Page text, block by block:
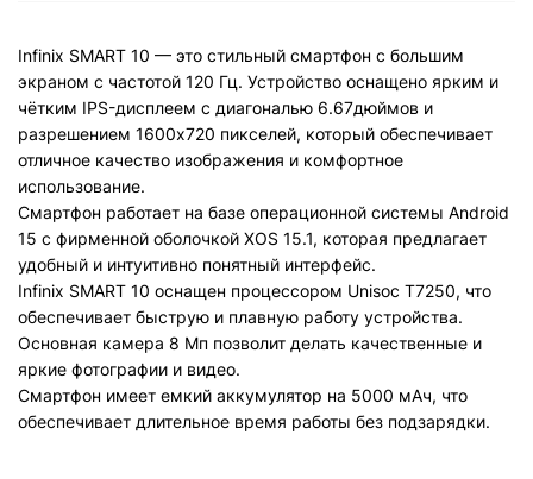
Infinix SMART 10 — это стильный смартфон с большим
экраном с частотой 120 Гц. Устройство оснащено ярким и
чётким IPS-дисплеем с диагональю 6.67дюймов и
разрешением 1600x720 пикселей, который обеспечивает
отличное качество изображения и комфортное
использование.
Смартфон работает на базе операционной системы Android
15 с фирменной оболочкой XOS 15.1, которая предлагает
удобный и интуитивно понятный интерфейс.
Infinix SMART 10 оснащен процессором Unisoc T7250, что
обеспечивает быструю и плавную работу устройства.
Основная камера 8 Мп позволит делать качественные и
яркие фотографии и видео.
Смартфон имеет емкий аккумулятор на 5000 мАч, что
обеспечивает длительное время работы без подзарядки.